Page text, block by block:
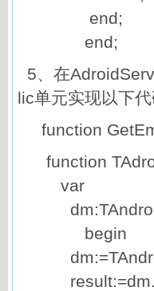
end;
end;
5、在
lic单元实现以下
function
function
var
begin